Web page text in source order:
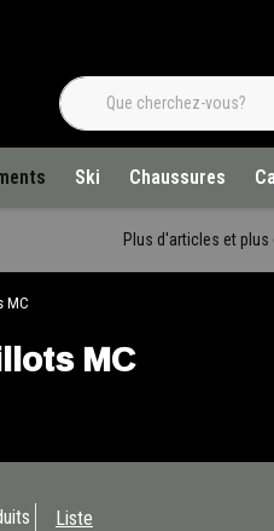
Ski Chaussures
Plus d'articles et
MC
MC
Liste